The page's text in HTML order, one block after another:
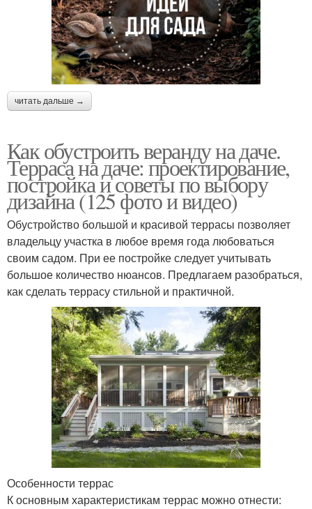
читать дальше →
Как обустроить веранду на даче.
Терраса на даче: проектирование,
постройка и советы по выбору
дизайна (125 фото и видео)
Обустройство большой и красивой террасы позволяет
владельцу участка в любое время года любоваться
своим садом. При ее постройке следует учитывать
большое количество нюансов. Предлагаем разобраться,
как сделать террасу стильной и практичной.
Особенности террас
К основным характеристикам террас можно отнести: